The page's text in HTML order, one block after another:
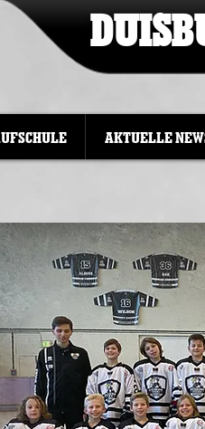
AKTUELLE